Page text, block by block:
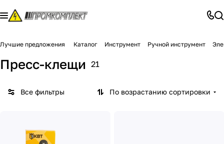
Лучшие предложения Каталог Инструмент Ручной инструмент
Пресс-клещи 21
Все фильтры По возрастанию сортировки